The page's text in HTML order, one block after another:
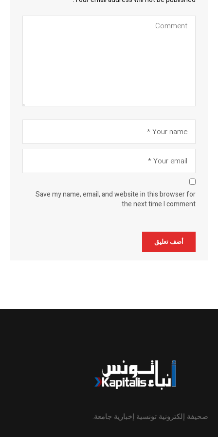
Save my name, email, and website in this browser for
the next time I comment.
صحيفة إلكترونية تونسية إخبارية جامعة.